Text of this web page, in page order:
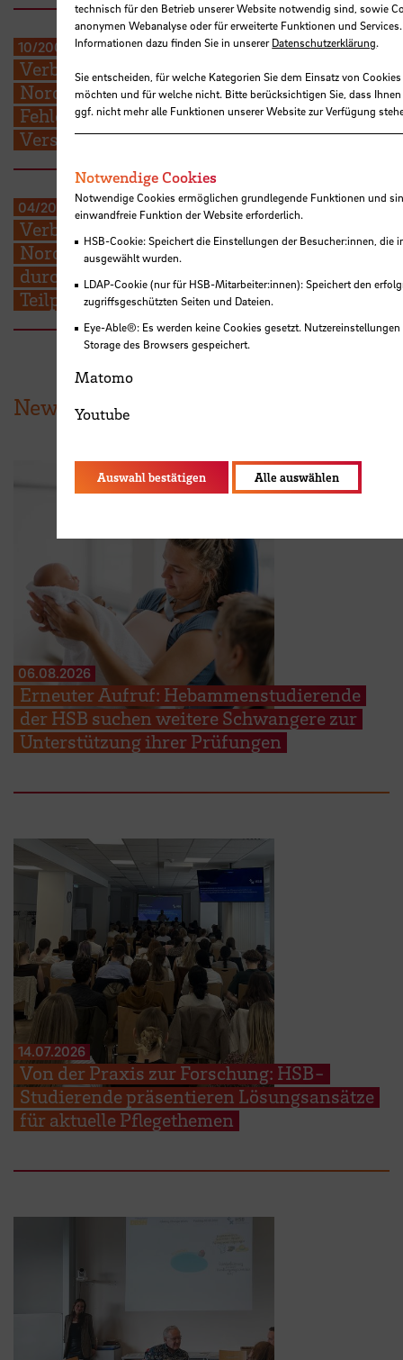
10/2007 -11/2009
Verbundprojekt: Pflegeforschungsverbund
Nord: Pflegefehler, Fehlerkultur und
Fehlermanagement in stationären
Versorgungseinrichtungen
04/2004-07/2006
Verbundprojekt: Pflegeforschungsverbund
Nord: Optimierung des Pflegeprozesses
durch neue Steuerungsinstrumente -
Teilprojekt der Hochschule Bremen
News aus der HSB
06.08.2026
Erneuter Aufruf: Hebammenstudierende
der HSB suchen weitere Schwangere zur
Unterstützung ihrer Prüfungen
14.07.2026
Von der Praxis zur Forschung: HSB-
Studierende präsentieren Lösungsansätze
für aktuelle Pflegethemen
technisch für den Betrieb unserer Website notwendig sind, sowie
anonymen Webanalyse oder für erweiterte Funktionen und
Informationen dazu finden Sie in unsererDatenschutzerklärung.
Sie entscheiden, für welche Kategorien Sie dem Einsatz von
möchten und für welche nicht. Bitte berücksichtigen Sie, dass
ggf. nicht mehr alle Funktionen unserer Website zur Verfügung
Notwendige Cookies
Notwendige Cookies ermöglichen grundlegende Funktionen und
einwandfreie Funktion der Website erforderlich.
HSB-Cookie: Speichert die Einstellungen der Besucher:innen, die
ausgewählt wurden.
LDAP-Cookie (nur für HSB-Mitarbeiter:innen): Speichert den
zugriffsgeschützten Seiten und Dateien.
Eye-Able®: Es werden keine Cookies gesetzt.
Storage des Browsers gespeichert.
Matomo
Youtube
Auswahl bestätigen Alle auswählen